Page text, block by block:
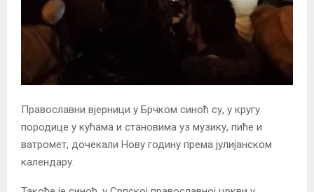
Православни вјерници у Брчком синоћ су, у кругу
породице у кућама и становима уз музику, пиће и
ватромет, дочекали Нову годину према јулијанском
календару.